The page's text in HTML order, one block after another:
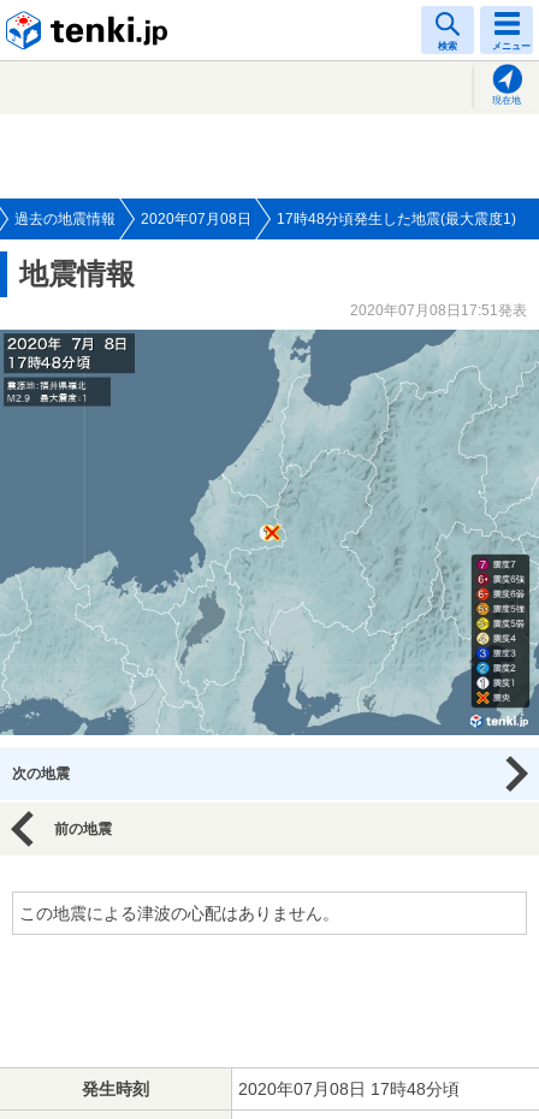
検索 メニュー
現在地
過去の地震情報 2020年07月08日 17時48分頃発生した地震(最大震度1)
地震情報
2020年07月08日17:51発表
次の地震
前の地震
この地震による津波の心配はありません。
発生時刻 2020年07月08日 17時48分頃